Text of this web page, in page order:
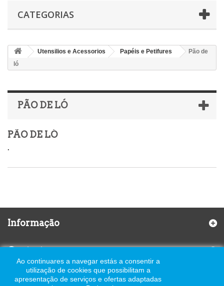
CATEGORIAS
Utensilios e Acessorios Papéis e Petifures
Pão de
ló
PÃO DE LÓ
PÃO DE LÓ
.
Informação
Contactos
Ao continuares a navegar estás a consentir a
utilização de cookies que possibilitam a
apresentação de serviços e ofertas adaptadas